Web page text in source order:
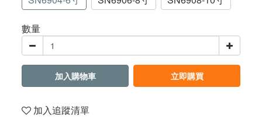
數量
加入購物車 立即購買
加入追蹤清單